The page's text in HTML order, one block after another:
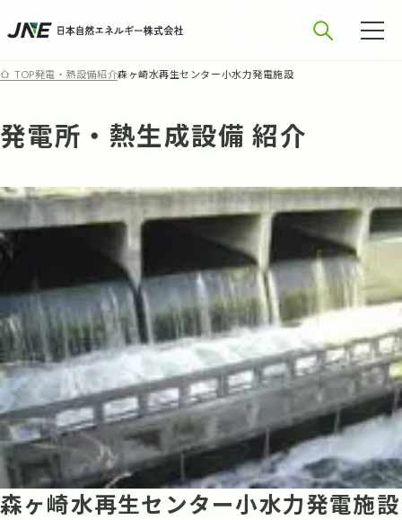
TOP発電・熱設備紹介森ヶ崎水再生センター小水力発電施設
発電所・熱生成設備 紹介
森ヶ崎水再生センター小水力発電施設